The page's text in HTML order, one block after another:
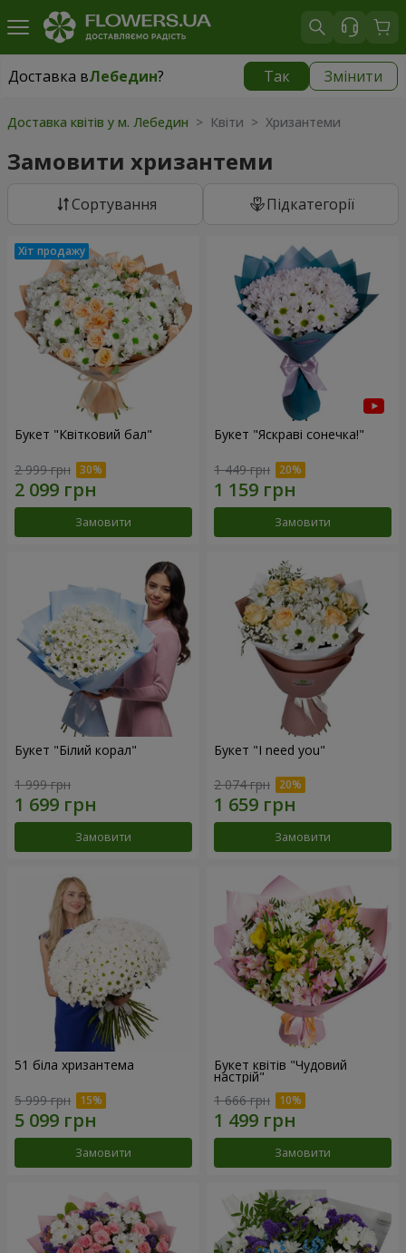
Доставка вЛебедин? Так Змінити
Доставка вЛебедин|
Доставка квітів у м. Лебедин > Квіти > Хризантеми
Замовити хризантеми
Сортування Підкатегорії
Букет "Квітковий бал"
2 999 грн
Замовити
Букет "Яскраві сонечка!"
1 449 грн
Замовити
Букет "Білий корал"
1 999 грн
Замовити
Букет "I need you"
2 074 грн
Замовити
51 біла хризантема
5 999 грн
Замовити
Букет квітів "Чудовий
настрій"
1 666 грн
Замовити